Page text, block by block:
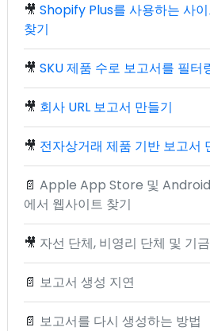
🎥 Shopify Plus를 사용하는 사
찾기
🎥 SKU 제품 수로 보고서를 필터
🎥 회사 URL 보고서 만들기
🎥 전자상거래 제품 기반 보고서
📄 Apple App Store 및
에서 웹사이트 찾기
🎥 자선 단체, 비영리 단체 및 기
📄 보고서 생성 지연
📄 보고서를 다시 생성하는 방법